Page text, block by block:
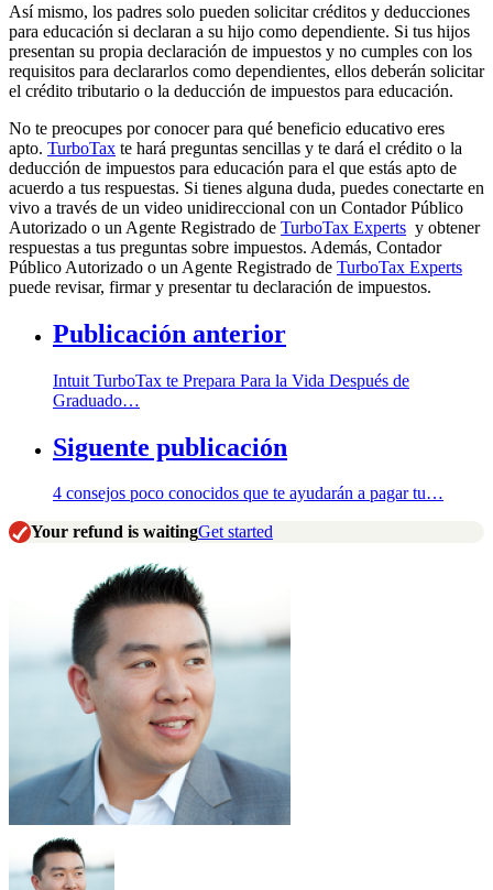
Así mismo, los padres solo pueden solicitar créditos y deducciones
para educación si declaran a su hijo como dependiente. Si tus hijos
presentan su propia declaración de impuestos y no cumples con los
requisitos para declararlos como dependientes, ellos deberán solicitar
el crédito tributario o la deducción de impuestos para educación.
No te preocupes por conocer para qué beneficio educativo eres
apto. TurboTax te hará preguntas sencillas y te dará el crédito o la
deducción de impuestos para educación para el que estás apto de
acuerdo a tus respuestas. Si tienes alguna duda, puedes conectarte en
vivo a través de un video unidireccional con un Contador Público
Autorizado o un Agente Registrado de TurboTax Experts y obtener
respuestas a tus preguntas sobre impuestos. Además, Contador
Público Autorizado o un Agente Registrado de TurboTax Experts
puede revisar, firmar y presentar tu declaración de impuestos.
Publicación anterior
Intuit TurboTax te Prepara Para la Vida Después de
Graduado…
Siguente publicación
4 consejos poco conocidos que te ayudarán a pagar tu…
Your refund is waitingGet started